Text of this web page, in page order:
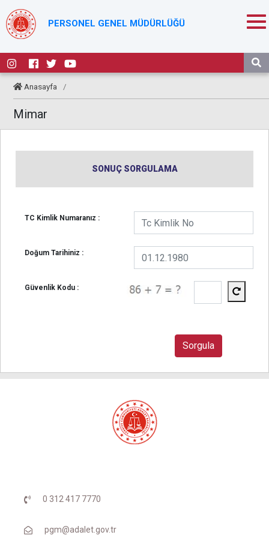
PERSONEL GENEL MÜDÜRLÜĞÜ
Anasayfa /
Mimar
SONUÇ SORGULAMA
TC Kimlik Numaranız :
Doğum Tarihiniz :
Güvenlik Kodu :
0 312 417 7770
pgm@adalet.gov.tr